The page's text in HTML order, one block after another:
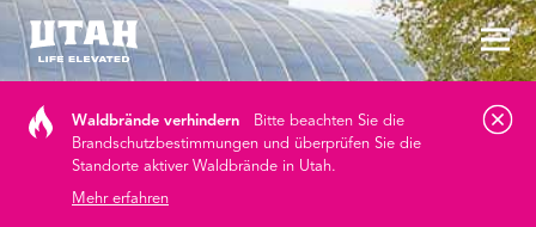
Waldbrände verhindern
Bitte beachten Sie die
Brandschutzbestimmungen und überprüfen Sie die
Standorte aktiver Waldbrände in Utah.
Mehr erfahren